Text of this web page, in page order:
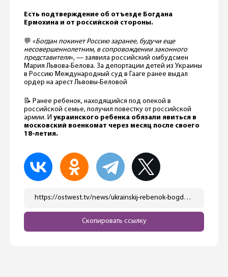
Есть подтверждение об отъезде Богдана
Ермохина и от российской стороны.
💬 «Богдан покинет Россию заранее, будучи еще
несовершеннолетним, в сопровождении законного
представителя», — заявила российский омбудсмен
Мария Львова-Белова. За депортации детей из Украины
в Россию Международный суд в Гааге ранее выдал
ордер на арест Львовы-Беловой
📝 Ранее ребенок, находящийся под опекой в
российской семье, получил повестку от российской
армии. И украинского ребенка обязали явиться в
московский военкомат через месяц после своего
18-летия.
https://ostwest.tv/news/ukrainskij-rebenok-bogdan-ermohin-deportirovannyj-iz-mariupolya-v-rossiju-budet-vozvrashhen-v-ukrainu/
Скопировать ссылку